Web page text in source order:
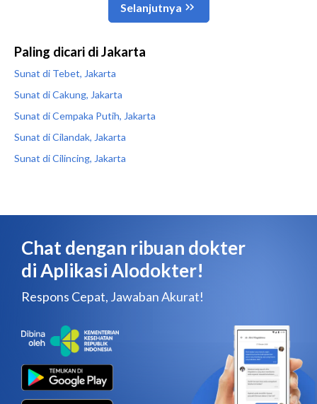
Paling dicari di Jakarta
Sunat di Tebet, Jakarta
Sunat di Cakung, Jakarta
Sunat di Cempaka Putih, Jakarta
Sunat di Cilandak, Jakarta
Sunat di Cilincing, Jakarta